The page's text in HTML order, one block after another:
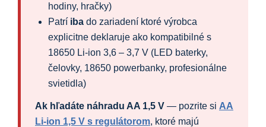
hodiny, hračky)
Patrí iba do zariadení ktoré výrobca
explicitne deklaruje ako kompatibilné s
18650 Li-ion 3,6 – 3,7 V (LED baterky,
čelovky, 18650 powerbanky, profesionálne
svietidla)
Ak hľadáte náhradu AA 1,5 V — pozrite si AA
Li-ion 1,5 V s regulátorom, ktoré majú